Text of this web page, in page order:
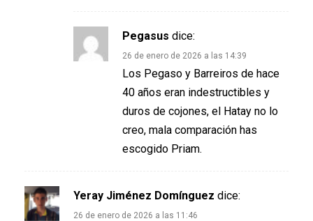
Pegasus dice:
26 de enero de 2026 a las 14:39
Los Pegaso y Barreiros de hace
40 años eran indestructibles y
duros de cojones, el Hatay no lo
creo, mala comparación has
escogido Priam.
Yeray Jiménez Domínguez dice:
26 de enero de 2026 a las 11:46